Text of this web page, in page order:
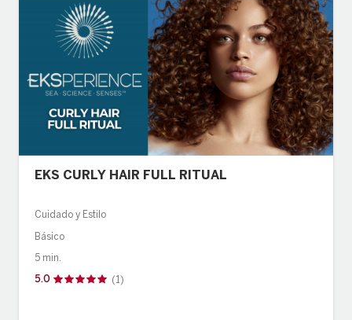
EKS CURLY HAIR FULL RITUAL
Cuidado y Estilo
Básico
5 min.
5.0 (1)